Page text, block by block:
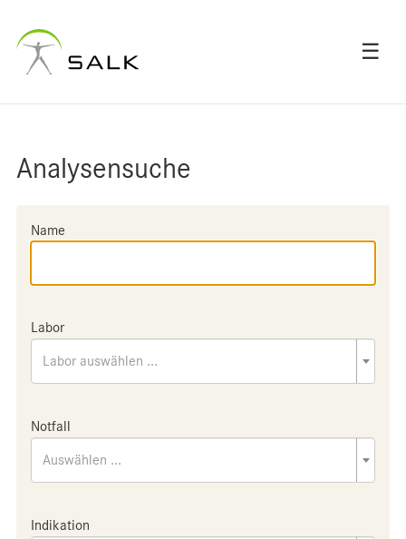
☰
Analysensuche
Name
Labor
Labor auswählen ...
Notfall
Auswählen ...
Indikation